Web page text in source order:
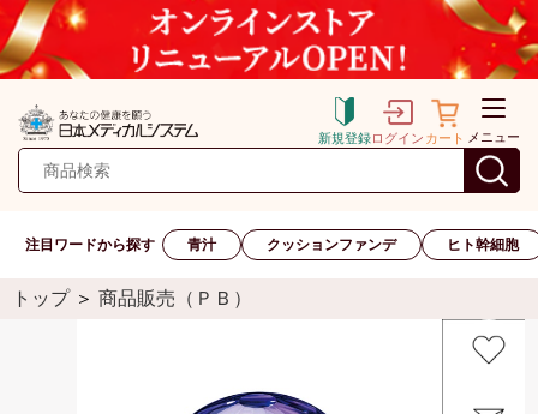
新規登録ログイン カート メニュー
注目ワードから探す 青汁 クッションファンデ ヒト幹細胞
トップ ＞ 商品販売（ＰＢ）